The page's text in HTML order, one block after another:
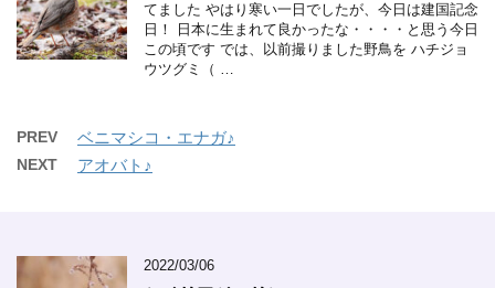
てました やはり寒い一日でしたが、今日は建国記念
日！ 日本に生まれて良かったな・・・・と思う今日
この頃です では、以前撮りました野鳥を ハチジョ
ウツグミ（ …
PREV ベニマシコ・エナガ♪
NEXT アオバト♪
2022/03/06